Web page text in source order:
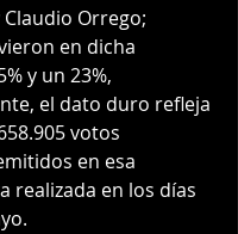
Orrego;
en dicha
y un 23%,
el dato duro refleja
votos
en esa
realizada en los días